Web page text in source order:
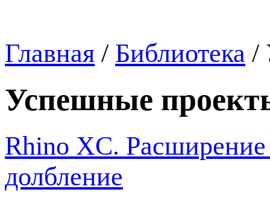
Главная / Библиотека /
Успешные
Rhino XC.
долбление